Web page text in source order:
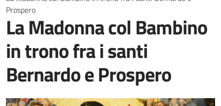
Prospero
La Madonna col Bambino
in trono fra i santi
Bernardo e Prospero